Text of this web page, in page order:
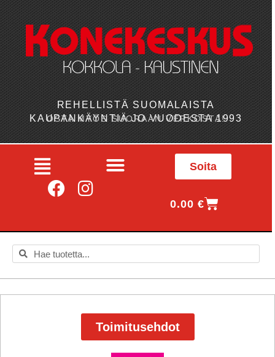
REHELLISTÄ SUOMALAISTA
KAUPANKÄYNTIÄ JO VUODESTA 1993
OSTA MYÖS SUORAAN VERKOSTA!
Soita
0.00€
Toimitusehdot